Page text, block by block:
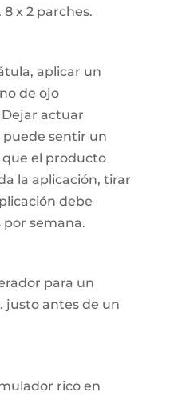
x 2 parches.
aplicar un
de ojo
actuar
puede sentir un
que el producto
la aplicación, tirar
debe
por semana.
para un
justo antes de un
rico en